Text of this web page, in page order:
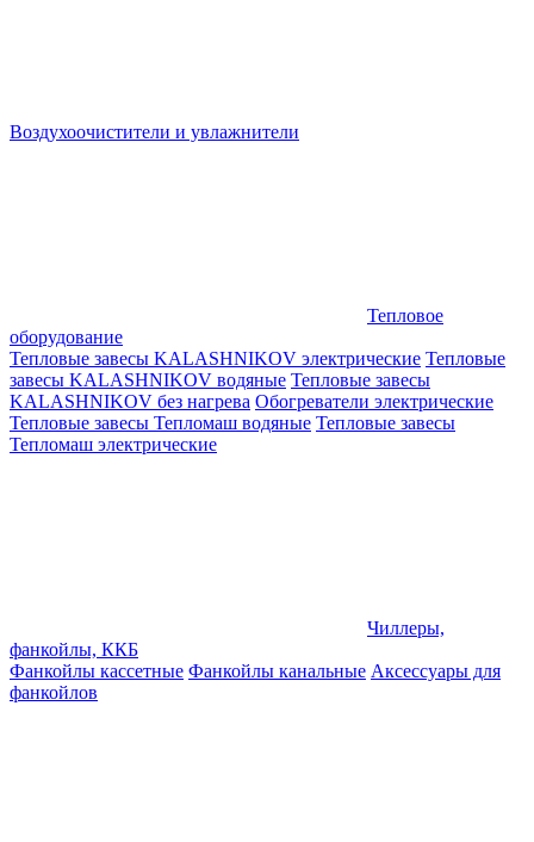
Воздухоочистители и увлажнители
Тепловое
оборудование
Тепловые завесы KALASHNIKOV электрические Тепловые
завесы KALASHNIKOV водяные Тепловые завесы
KALASHNIKOV без нагрева Обогреватели электрические
Тепловые завесы Тепломаш водяные Тепловые завесы
Тепломаш электрические
Чиллеры,
фанкойлы, ККБ
Фанкойлы кассетные Фанкойлы канальные Аксессуары для
фанкойлов